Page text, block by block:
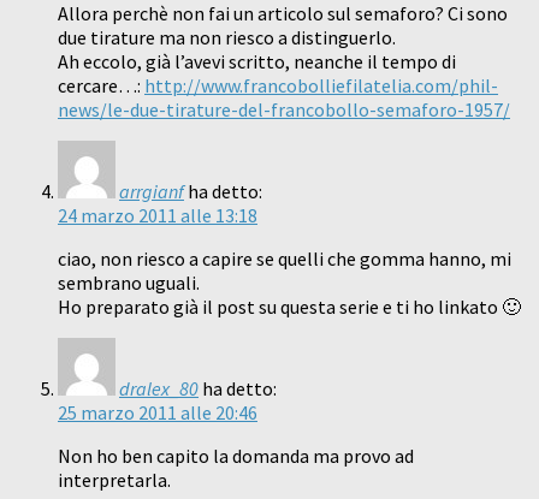
Allora perchè non fai un articolo sul semaforo? Ci sono
due tirature ma non riesco a distinguerlo.
Ah eccolo, già l’avevi scritto, neanche il tempo di
cercare…: http://www.francobolliefilatelia.com/phil-
news/le-due-tirature-del-francobollo-semaforo-1957/
arrgianf ha detto:
24 marzo 2011 alle 13:18
ciao, non riesco a capire se quelli che gomma hanno, mi
sembrano uguali.
Ho preparato già il post su questa serie e ti ho linkato 🙂
dralex_80 ha detto:
25 marzo 2011 alle 20:46
Non ho ben capito la domanda ma provo ad
interpretarla.